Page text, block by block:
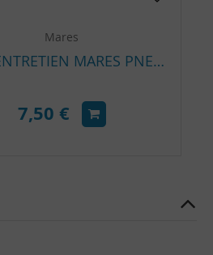
Mares
KIT D'ENTRETIEN MARES PNEUMATIQUE STEN2001
7,50 €